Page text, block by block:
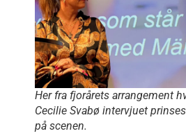
Her fra fjorårets arrangement
Cecilie Svabø intervjuet
på scenen.